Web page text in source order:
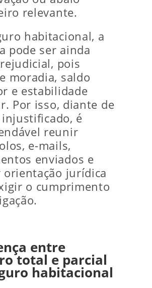
relevante.
habitacional, a
pode ser ainda
pois
moradia, saldo
e estabilidade
Por isso, diante de
é
reunir
e-mails,
enviados e
orientação jurídica
o cumprimento
entre
total e parcial
habitacional